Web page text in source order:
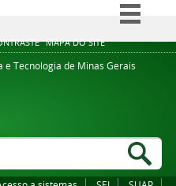
MAPA DO SITE
Simplifique!
Comunica BR
Legislação
e Tecnologia de Minas Gerais